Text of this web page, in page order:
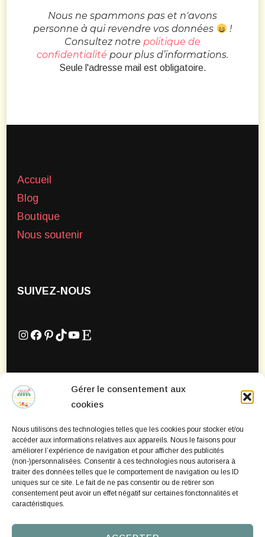
Gérer le consentement aux
cookies
Nous utilisons des technologies telles que les cookies pour stocker et/ou
accéder aux informations relatives aux appareils. Nous le faisons pour
améliorer l’expérience de navigation et pour afficher des publicités
(non-)personnalisées. Consentir à ces technologies nous autorisera à
traiter des données telles que le comportement de navigation ou les ID
uniques sur ce site. Le fait de ne pas consentir ou de retirer son
consentement peut avoir un effet négatif sur certaines fonctonnalités et
caractéristiques.
Nous ne spammons pas et n'avons
personne à qui revendre vos données
!
Consultez notre politique de
confidentialité pour plus d’informations.
Seule l'adresse mail est obligatoire.
Accueil
Blog
Boutique
Nous soutenir
SUIVEZ-NOUS
Instagram
Facebook
Pinterest
TikTok
YouTube
Mentions Légales
Politique de cookies